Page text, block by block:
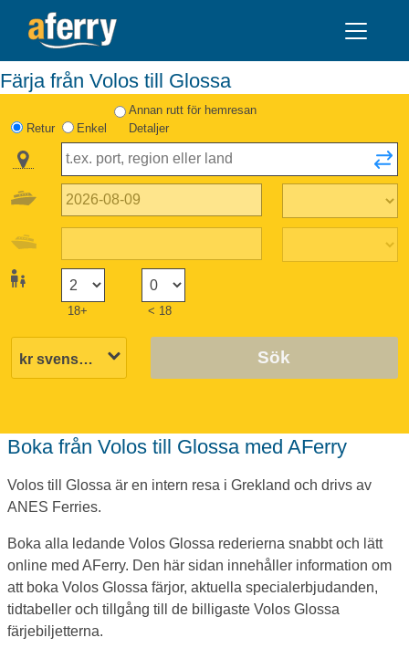
Färja från Volos till Glossa
Retur Enkel
Annan rutt för hemresan
Detaljer
18+ < 18
Sök
Boka från Volos till Glossa med AFerry
Volos till Glossa är en intern resa i Grekland och drivs av
ANES Ferries.
Boka alla ledande Volos Glossa rederierna snabbt och lätt
online med AFerry. Den här sidan innehåller information om
att boka Volos Glossa färjor, aktuella specialerbjudanden,
tidtabeller och tillgång till de billigaste Volos Glossa
färjebiljetterna.